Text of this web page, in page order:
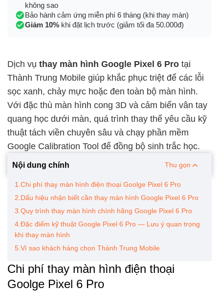
không sao
Bảo hành cảm ứng miễn phí 6 tháng (khi thay màn)
Giảm 10% khi đặt lịch trước (giảm tối đa 50.000đ)
Dịch vụ thay màn hình Google Pixel 6 Pro tại
Thành Trung Mobile giúp khắc phục triệt để các lỗi
sọc xanh, chảy mực hoặc đen toàn bộ màn hình.
Với đặc thù màn hình cong 3D và cảm biến vân tay
quang học dưới màn, quá trình thay thế yêu cầu kỹ
thuật tách viền chuyên sâu và chạy phần mềm
Google Calibration Tool để đồng bộ sinh trắc học.
Nội dung chính Thu gọn
1.Chi phí thay màn hình điện thoại Goolge Pixel 6 Pro
2.Dấu hiệu nhận biết cần thay màn hình Google Pixel 6 Pro
3.Quy trình thay màn hình chính hãng Google Pixel 6 Pro
4.Đặc điểm kỹ thuật Google Pixel 6 Pro — Lưu ý quan trọng
khi thay màn hình
5.Vì sao khách hàng chọn Thành Trung Mobile
Chi phí thay màn hình điện thoại
Goolge Pixel 6 Pro